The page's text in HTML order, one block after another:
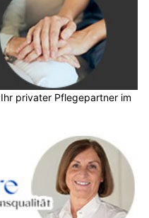
privater Pflegepartner im